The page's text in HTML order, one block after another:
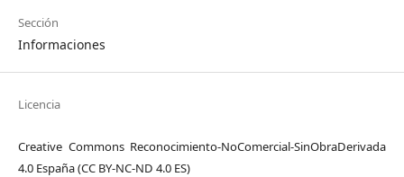
Sección
Informaciones
Licencia
Creative Commons Reconocimiento-NoComercial-SinObraDerivada
4.0 España (CC BY-NC-ND 4.0 ES)